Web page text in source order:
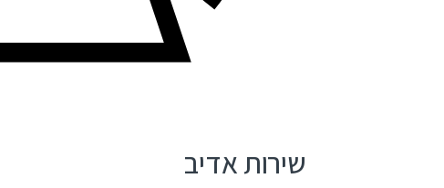
שירות אדיב